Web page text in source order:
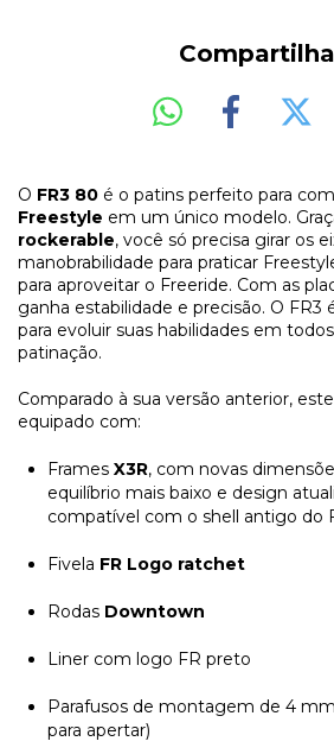
O FR3 80 é o patins perfeito para
Freestyle em um único modelo.
rockerable, você só precisa girar os
manobrabilidade para praticar
para aproveitar o Freeride. Com as
ganha estabilidade e precisão. O
para evoluir suas habilidades em
patinação.
Comparado à sua versão anterior,
equipado com:
Frames X3R, com novas
equilíbrio mais baixo e design
compatível com o shell antigo do
Fivela FR Logo ratchet
Rodas Downtown
Liner com logo FR preto
Parafusos de montagem de 4
para apertar)